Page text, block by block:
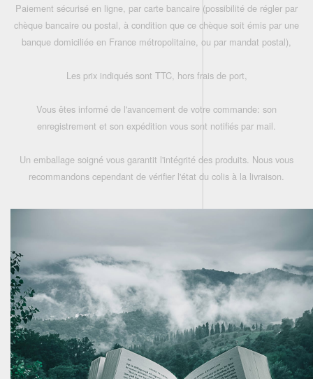
Paiement sécurisé en ligne, par carte bancaire (possibilité de régler par
chèque bancaire ou postal, à condition que ce chèque soit émis par une
banque domiciliée en France métropolitaine, ou par mandat postal),
Les prix indiqués sont TTC, hors frais de port,
Vous êtes informé de l'avancement de votre commande: son
enregistrement et son expédition vous sont notifiés par mail.
Un emballage soigné vous garantit l'intégrité des produits. Nous vous
recommandons cependant de vérifier l'état du colis à la livraison.